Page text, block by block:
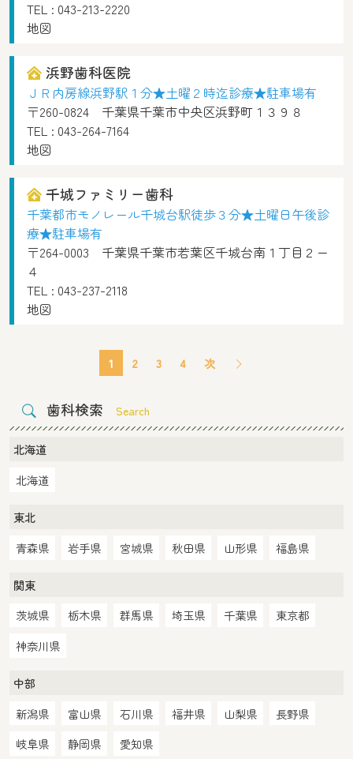
TEL : 043-213-2220
地図
浜野歯科医院
ＪＲ内房線浜野駅１分★土曜２時迄診療★駐車場有
〒260-0824 千葉県千葉市中央区浜野町１３９８
TEL : 043-264-7164
地図
千城ファミリー歯科
千葉都市モノレール千城台駅徒歩３分★土曜日午後診
療★駐車場有
〒264-0003 千葉県千葉市若葉区千城台南１丁目２ー
４
TEL : 043-237-2118
地図
1 2 3 4 次
歯科検索 Search
北海道
北海道
東北
青森県
岩手県 宮城県 秋田県 山形県 福島県
関東
茨城県
栃木県 群馬県 埼玉県 千葉県
東京都
神奈川県
中部
新潟県
富山県 石川県 福井県 山梨県
長野県
岐阜県
静岡県 愛知県